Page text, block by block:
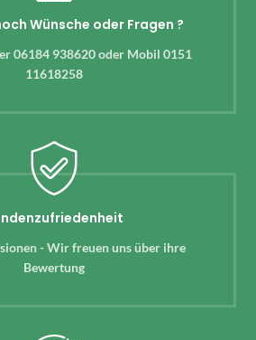
Wünsche oder Fragen ?
06184 938620 oder Mobil 0151
11618258
- Wir freuen uns über ihre
Bewertung